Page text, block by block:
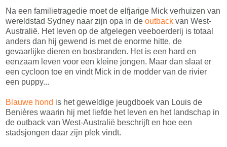
Na een familietragedie moet de elfjarige Mick verhuizen van
wereldstad Sydney naar zijn opa in de outback van West-
Australië. Het leven op de afgelegen veeboerderij is totaal
anders dan hij gewend is met de enorme hitte, de
gevaarlijke dieren en bosbranden. Het is een hard en
eenzaam leven voor een kleine jongen. Maar dan slaat er
een cycloon toe en vindt Mick in de modder van de rivier
een puppy...
Blauwe hond is het geweldige jeugdboek van Louis de
Benières waarin hij met liefde het leven en het landschap in
de outback van West-Australië beschrijft en hoe een
stadsjongen daar zijn plek vindt.